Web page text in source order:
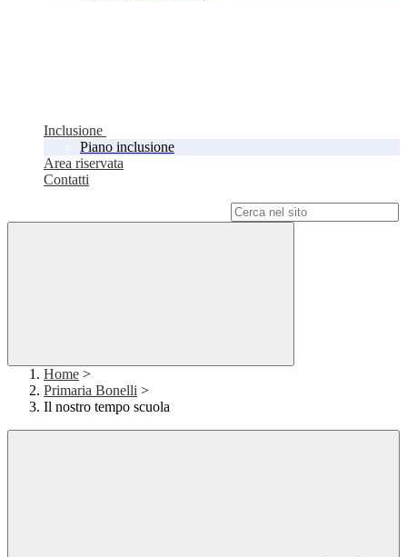
Inclusione
Piano inclusione
Area riservata
Contatti
Home >
Primaria Bonelli >
Il nostro tempo scuola